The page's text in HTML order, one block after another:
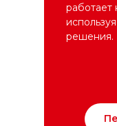
решения.